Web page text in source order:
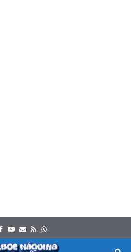
Facebook
Youtube
Email
RssWhatsapp